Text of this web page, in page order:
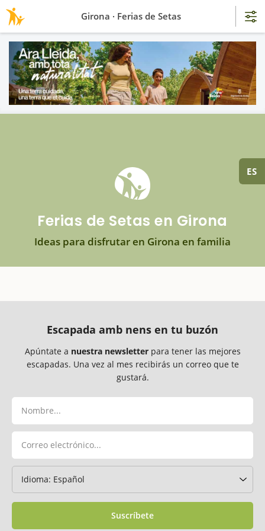
ES
Ferias de Setas en Girona
Ideas para disfrutar en Girona en familia
Escapada amb nens en tu buzón
Apúntate a nuestra newsletterpara tener las mejores
escapadas. Una vez al mes recibirás un correo que te
gustará.
Suscríbete
Girona · Ferias de Setas